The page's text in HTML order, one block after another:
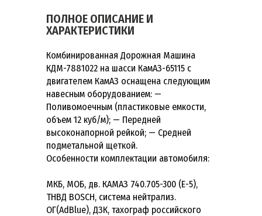
ПОЛНОЕ ОПИСАНИЕ И
ХАРАКТЕРИСТИКИ
Комбинированная Дорожная Машина
КДМ-7881022 на шасси КамАЗ-65115 с
двигателем КамАЗ оснащена следующим
навесным оборудованием: —
Поливомоечным (пластиковые емкости,
объем 12 куб/м); — Передней
высоконапорной рейкой; — Средней
подметальной щеткой.
Особенности комплектации автомобиля:
МКБ, МОБ, дв. КАМАЗ 740.705-300 (Е-5),
ТНВД BOSCH, система нейтрализ.
ОГ(AdBlue), ДЗК, тахограф российского